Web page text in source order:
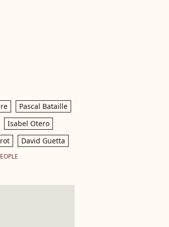
Pascal Bataille
Isabel Otero
David Guetta